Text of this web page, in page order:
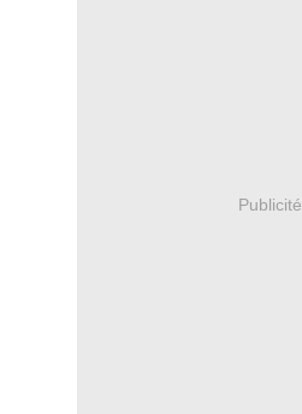
Publicité